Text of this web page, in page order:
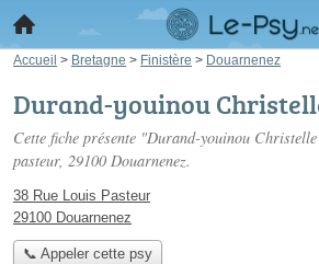
Accueil > Bretagne > Finistère > Douarnenez
Durand-youinou
Cette fiche présente "Durand-youinou
pasteur, 29100 Douarnenez.
38 Rue Louis Pasteur
29100 Douarnenez
📞 Appeler cette psy